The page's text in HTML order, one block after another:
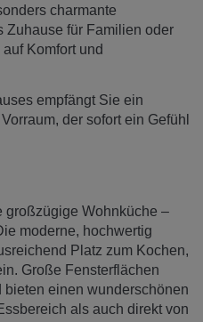
charmante
Zuhause für Familien oder
Komfort und
empfängt Sie ein
der sofort ein Gefühl
großzügige Wohnküche –
moderne, hochwertig
Platz zum Kochen,
Große Fensterflächen
einen wunderschönen
als auch direkt von